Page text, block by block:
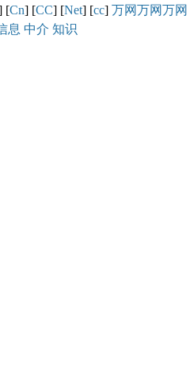
[Cn] [CC] [Net] [cc] 万网万网万网
息 中介 知识